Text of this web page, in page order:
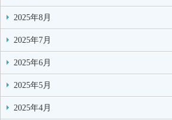
2025年8月
2025年7月
2025年6月
2025年5月
2025年4月